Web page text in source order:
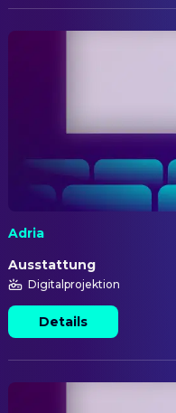
Adria
Ausstattung
Digitalprojektion
Details